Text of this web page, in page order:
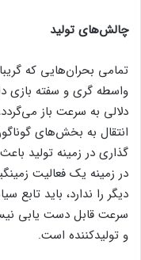
چالش‌های تولید
تمامی بحران‌هایی که
واسطه گری و سفته بازی
دلالی به سرعت باز
انتقال به بخش‌های
گذاری در زمینه تولید
در زمینه یک فعالیت
دیگر را ندارد، باید
سرعت قابل دست یابی
و تولیدکننده است.